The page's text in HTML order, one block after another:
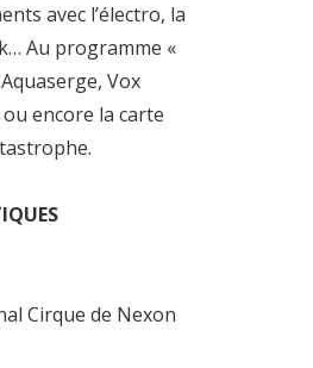
avec l’électro, la
Au programme «
Vox
ou encore la carte
Cirque de Nexon